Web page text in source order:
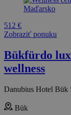
512 €
Zobraziť ponuku
Bükfürdo
wellness
Danubius Hotel
Bük